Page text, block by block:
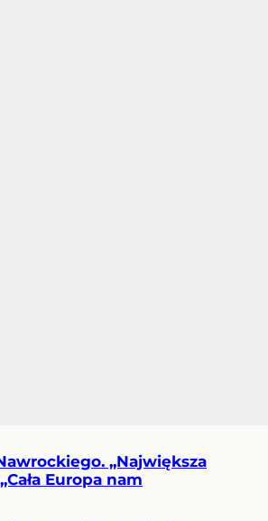
„Największa
Europa nam